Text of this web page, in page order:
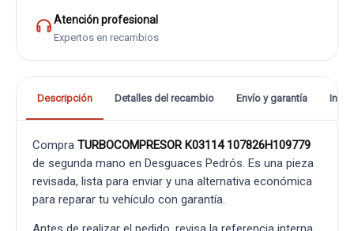
Atención profesional
Expertos en recambios
Descripción Detalles del recambio Envío y garantía
Compra TURBOCOMPRESOR K03114 107826H109779
de segunda mano en Desguaces Pedrós. Es una pieza
revisada, lista para enviar y una alternativa económica
para reparar tu vehículo con garantía.